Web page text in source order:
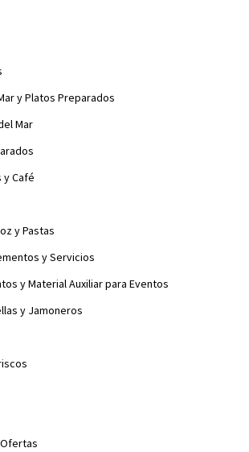
y Platos Preparados
Mar
y Café
y Pastas
y Servicios
y Material Auxiliar para Eventos
y Jamoneros